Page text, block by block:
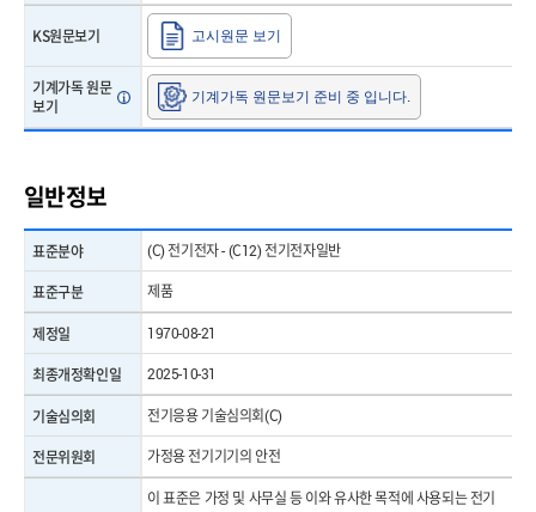
KS원문보기 고시원문 보기
기계가독 원문
보기
기계가독 원문보기 준비 중 입니다.
일반정보
표준분야 (C) 전기전자 - (C12) 전기전자일반
표준구분 제품
제정일 1970-08-21
최종개정확인일 2025-10-31
기술심의회 전기응용 기술심의회(C)
전문위원회 가정용 전기기기의 안전
이 표준은 가정 및 사무실 등 이와 유사한 목적에 사용되는 전기